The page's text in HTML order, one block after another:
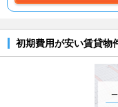
初期費用が安い賃貸物